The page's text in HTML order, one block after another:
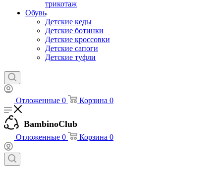
трикотаж
Обувь
Детские кеды
Детские ботинки
Детские кроссовки
Детские сапоги
Детские туфли
Отложенные 0 Корзина 0
BambinoClub
Отложенные 0 Корзина 0